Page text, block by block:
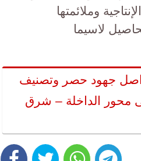
وملائمتها
لاسيما
جهود حصر وتصنيف
محور الداخلة – شرق